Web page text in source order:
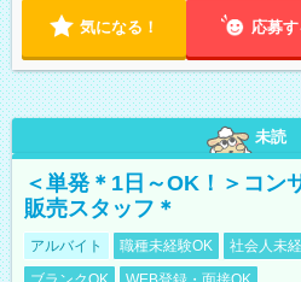
気になる！ 応募す
未読
＜単発＊1日～OK！＞コン
販売スタッフ＊
アルバイト 職種未経験OK 社会人未